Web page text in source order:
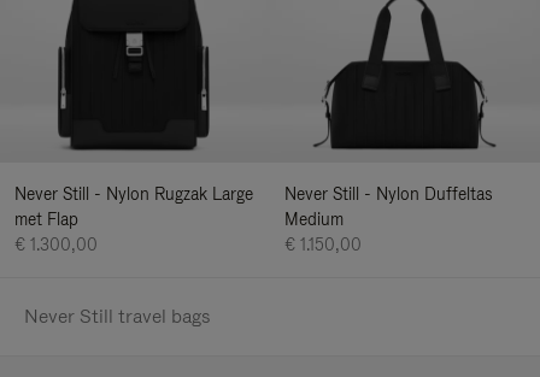
Never Still - Nylon Rugzak Large
met Flap
€ 1.300,00
Never Still - Nylon Duffeltas
Medium
€ 1.150,00
Never Still travel bags